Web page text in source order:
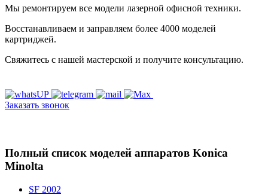
Мы ремонтируем все модели лазерной офисной техники.
Восстанавливаем и заправляем более 4000 моделей
картриджей.
Свяжитесь с нашей мастерской и получите консультацию.
Заказать звонок
Полный список моделей аппаратов Konica
Minolta
SF 2002